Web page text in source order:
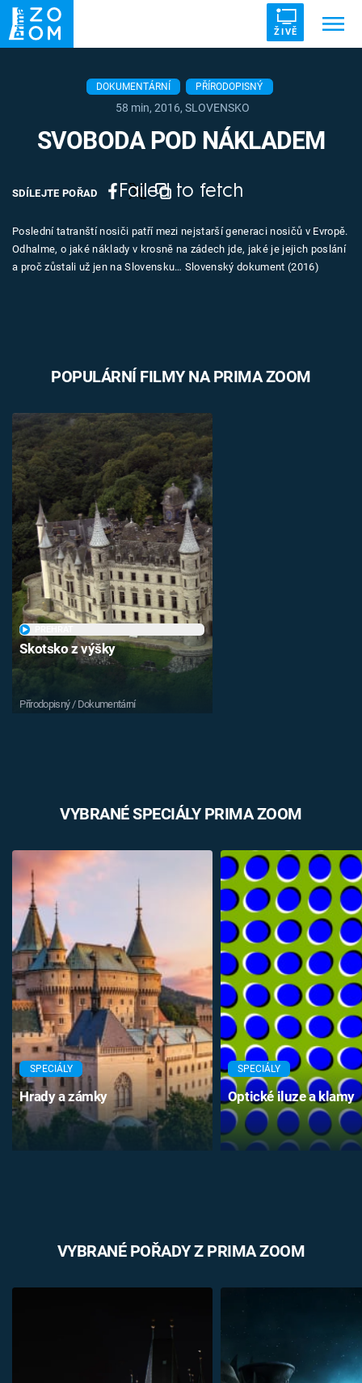
ŽIVĚ
ZRÁDCI UFO DRUHÁ SVĚTOVÁ VÁLKA
VETŘELCI DÁVNOVĚKU
Témata
Časopis
Sledujte prima+
Přihlášení
Sledujte nás
DOKUMENTÁRNÍ PŘÍRODOPISNÝ
58 min, 2016, SLOVENSKO
SVOBODA POD NÁKLADEM
Failed to fetch
SDÍLEJTE POŘAD
Poslední tatranští nosiči patří mezi nejstarší generaci nosičů v Evropě.
Odhalme, o jaké náklady v krosně na zádech jde, jaké je jejich poslání
a proč zůstali už jen na Slovensku… Slovenský dokument (2016)
POPULÁRNÍ FILMY NA PRIMA ZOOM
Skotsko z výšky
Přírodopisný / Dokumentární
VYBRANÉ SPECIÁLY PRIMA ZOOM
SPECIÁLY
Hrady a zámky
SPECIÁLY
Optické iluze a klamy
VYBRANÉ POŘADY Z PRIMA ZOOM